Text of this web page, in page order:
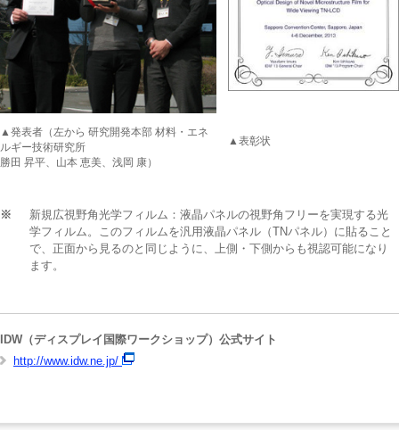
▲発表者（左から 研究開発本部 材料・エネ
ルギー技術研究所
勝田 昇平、山本 恵美、浅岡 康）
▲表彰状
※
新規広視野角光学フィルム：液晶パネルの視野角フリーを実現する光
学フィルム。このフィルムを汎用液晶パネル（TNパネル）に貼ること
で、正面から見るのと同じように、上側・下側からも視認可能になり
ます。
IDW（ディスプレイ国際ワークショップ）公式サイト
http://www.idw.ne.jp/